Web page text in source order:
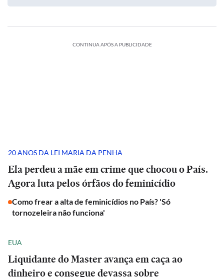
CONTINUA APÓS A PUBLICIDADE
20 ANOS DA LEI MARIA DA PENHA
Ela perdeu a mãe em crime que chocou o País.
Agora luta pelos órfãos do feminicídio
Como frear a alta de feminicídios no País? 'Só
tornozeleira não funciona'
EUA
Liquidante do Master avança em caça ao
dinheiro e consegue devassa sobre